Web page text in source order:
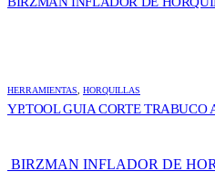
HERRAMIENTAS HORQUILLAS
YP.TOOL GUIA CORTE TRABUCO
BIRZMAN INFLADOR DE